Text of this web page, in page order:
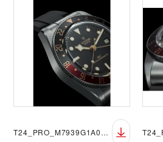
T24_PRO_M7939G1A0NRU-0001_010